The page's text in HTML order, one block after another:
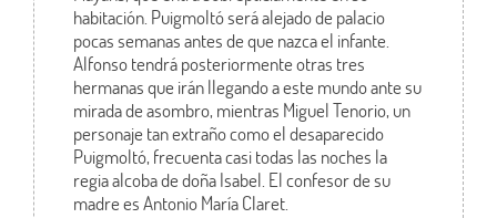
habitación. Puigmoltó será alejado de palacio
pocas semanas antes de que nazca el infante.
Alfonso tendrá posteriormente otras tres
hermanas que irán llegando a este mundo ante su
mirada de asombro, mientras Miguel Tenorio, un
personaje tan extraño como el desaparecido
Puigmoltó, frecuenta casi todas las noches la
regia alcoba de doña Isabel. El confesor de su
madre es Antonio María Claret.